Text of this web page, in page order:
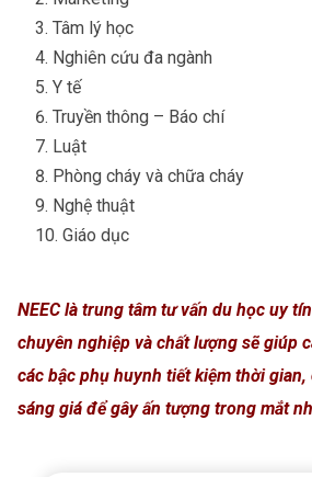
Tâm lý học
Nghiên cứu đa ngành
Y tế
Truyền thông – Báo chí
Luật
Phòng cháy và chữa cháy
Nghệ thuật
Giáo dục
NEEC là trung tâm tư vấn du học uy
chuyên nghiệp và chất lượng sẽ giúp
các bậc phụ huynh tiết kiệm thời
sáng giá để gây ấn tượng trong mắt